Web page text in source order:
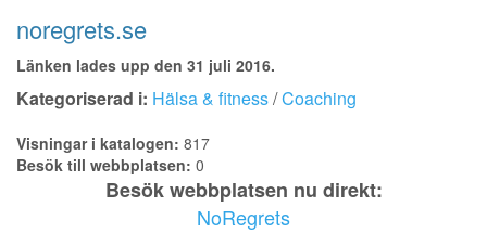
noregrets.se
Länken lades upp den 31 juli 2016.
Kategoriserad i: Hälsa & fitness/Coaching
Visningar i katalogen: 817
Besök till webbplatsen: 0
Besök webbplatsen nu direkt:
NoRegrets